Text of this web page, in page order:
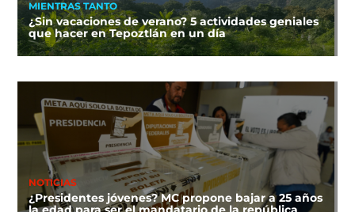
MIENTRAS TANTO
¿Sin vacaciones de verano? 5 actividades geniales
que hacer en Tepoztlán en un día
NOTICIAS
¿Presidentes jóvenes? MC propone bajar a 25 años